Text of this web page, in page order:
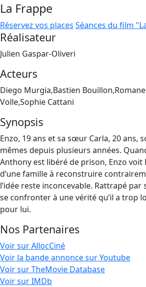
La Frappe
Réservez vos places Séances du film
Réalisateur
Julien Gaspar-Oliveri
Acteurs
Diego Murgia,Bastien
Volle,Sophie Cattani
Synopsis
Enzo, 19 ans et sa sœur Carla, 20 ans,
mêmes depuis plusieurs années.
Anthony est libéré de prison, Enzo
d’une famille à reconstruire
l’idée reste inconcevable. Rattrapé par
se confronter à une vérité qu’il a trop
pour lui.
Nos Partenaires
Voir sur AllocCiné
Voir la bande annonce sur Youtube
Voir sur TheMovie Database
Voir sur IMDb